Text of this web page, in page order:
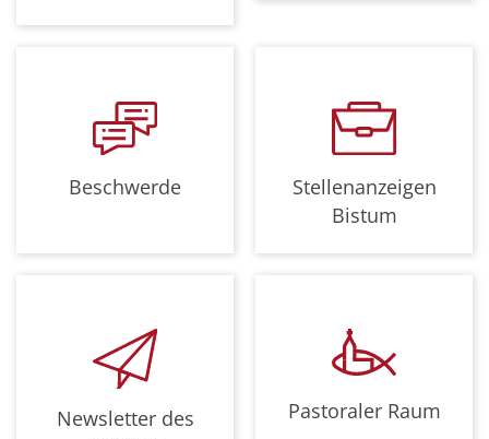
Beschwerde
Stellenanzeigen
Bistum
Newsletter des
Pastoraler Raum